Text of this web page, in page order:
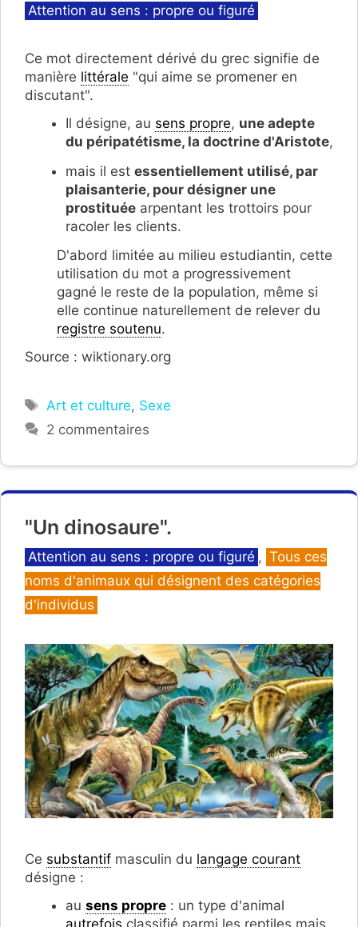
Catégories
Attention au sens : propre ou figuré
Ce mot directement dérivé du grec signifie de
manière littérale "qui aime se promener en
discutant".
Il désigne, au sens propre, une adepte
du péripatétisme, la doctrine d'Aristote,
mais il est essentiellement utilisé, par
plaisanterie, pour désigner une
prostituée arpentant les trottoirs pour
racoler les clients.
D'abord limitée au milieu estudiantin, cette
utilisation du mot a progressivement
gagné le reste de la population, même si
elle continue naturellement de relever du
registre soutenu.
Source : wiktionary.org
Étiquettes
Art et culture, Sexe
2 commentaires
"Un dinosaure".
Catégories
Attention au sens : propre ou figuré , Tous ces
noms d'animaux qui désignent des catégories
d'individus
Ce substantif masculin du langage courant
désigne :
au sens propre : un type d'animal